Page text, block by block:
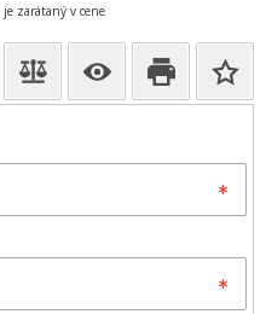
zarátaný v cene